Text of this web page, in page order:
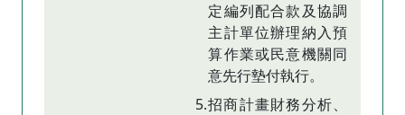
定編列配合款及協調
主計單位辦理納入預
算作業或民意機關同
意先行墊付執行。
5.招商計畫財務分析、